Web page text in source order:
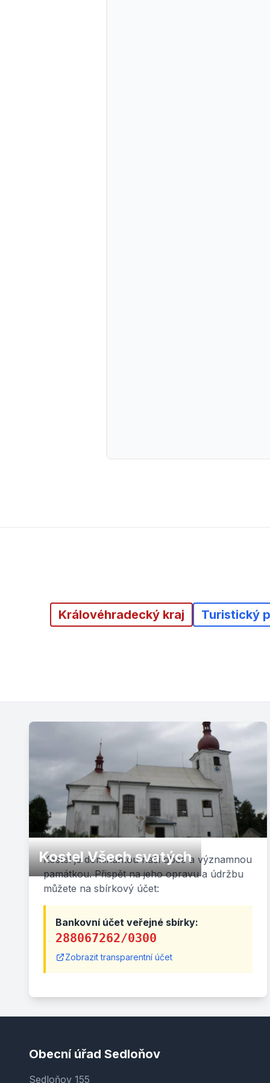
Královéhradecký kraj Turistický
Kostel Všech svatých
Kostel je dominantou naší obce a významnou
památkou. Přispět na jeho opravu a údržbu
můžete na sbírkový účet:
Bankovní účet veřejné sbírky:
288067262/0300
Zobrazit transparentní účet
Obecní úřad Sedloňov
Sedloňov 155